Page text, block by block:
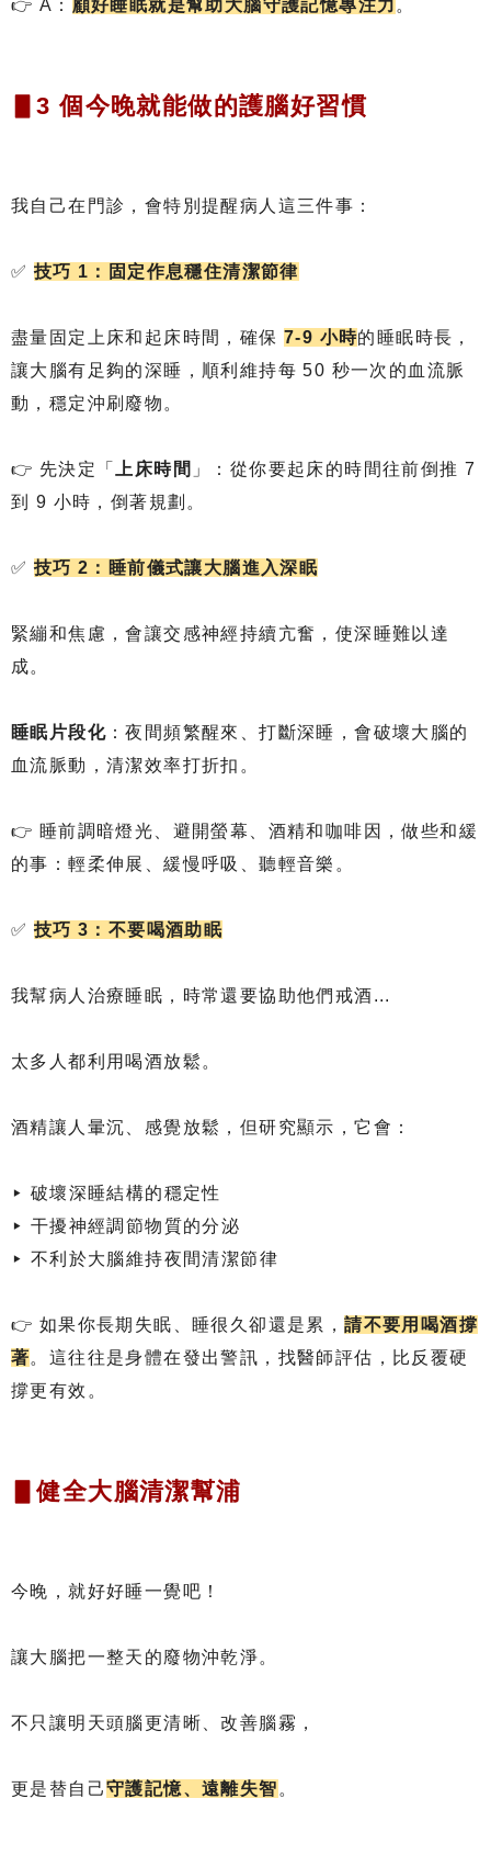
👉 A： 顧好睡眠就是幫助大腦守護記憶專注力 。
▋3 個今晚就能做的護腦好習慣
我自己在門診，會特別提醒病人這三件事：
✅ 技巧 1：固定作息穩住清潔節律
盡量固定上床和起床時間，確保 7-9 小時的睡眠時長，
讓大腦有足夠的深睡，順利維持每 50 秒一次的血流脈
動，穩定沖刷廢物。
👉 先決定「 上床時間 」：從你要起床的時間往前倒推 7
到 9 小時，倒著規劃。
✅ 技巧 2：睡前儀式讓大腦進入深眠
緊繃和焦慮，會讓交感神經持續亢奮，使深睡難以達
成。
睡眠片段化 ：夜間頻繁醒來、打斷深睡，會破壞大腦的
血流脈動，清潔效率打折扣。
👉 睡前調暗燈光、避開螢幕、酒精和咖啡因，做些和緩
的事：輕柔伸展、緩慢呼吸、聽輕音樂。
✅ 技巧 3：不要喝酒助眠
我幫病人治療睡眠，時常還要協助他們戒酒...
太多人都利用喝酒放鬆。
酒精讓人暈沉、感覺放鬆，但研究顯示，它會：
▸ 破壞深睡結構的穩定性
▸ 干擾神經調節物質的分泌
▸ 不利於大腦維持夜間清潔節律
👉 如果你長期失眠、睡很久卻還是累，請不要用喝酒撐
著。這往往是身體在發出警訊，找醫師評估，比反覆硬
撐更有效。
▋健全大腦清潔幫浦
今晚，就好好睡一覺吧！
讓大腦把一整天的廢物沖乾淨。
不只讓明天頭腦更清晰、改善腦霧，
更是替自己守護記憶、遠離失智 。